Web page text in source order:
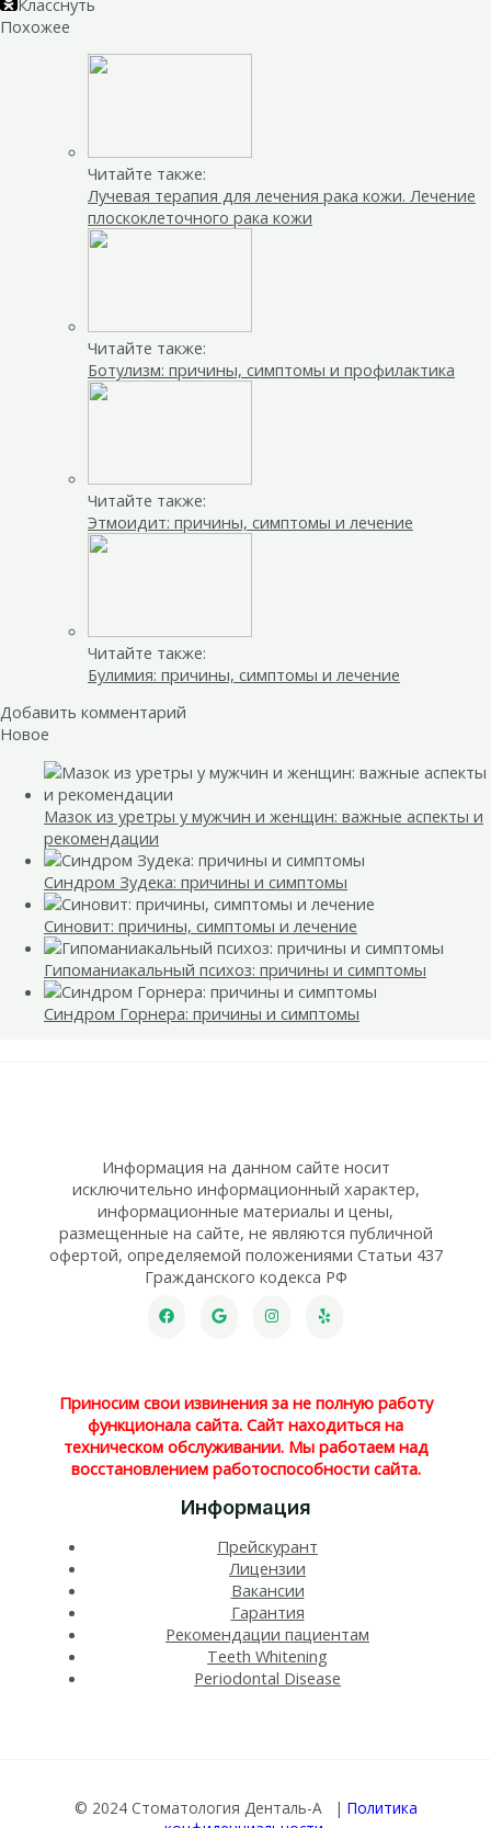
Класснуть
Похожее
Читайте также:
Лучевая терапия для лечения рака кожи. Лечение
плоскоклеточного рака кожи
Читайте также:
Ботулизм: причины, симптомы и профилактика
Читайте также:
Этмоидит: причины, симптомы и лечение
Читайте также:
Булимия: причины, симптомы и лечение
Добавить комментарий
Новое
Мазок из уретры у мужчин и женщин: важные аспекты и
рекомендации
Синдром Зудека: причины и симптомы
Синовит: причины, симптомы и лечение
Гипоманиакальный психоз: причины и симптомы
Синдром Горнера: причины и симптомы
Информация на данном сайте носит
исключительно информационный характер,
информационные материалы и цены,
размещенные на сайте, не являются публичной
офертой, определяемой положениями Статьи 437
Гражданского кодекса РФ
Приносим свои извинения за не полную работу
функционала сайта. Сайт находиться на
техническом обслуживании. Мы работаем над
восстановлением работоспособности сайта.
Информация
Прейскурант
Лицензии
Вакансии
Гарантия
Рекомендации пациентам
Teeth Whitening​
Periodontal Disease​
© 2024 Стоматология Денталь-А | Политика